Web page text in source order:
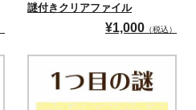
謎付きクリアファイル
¥1,000 （税込）